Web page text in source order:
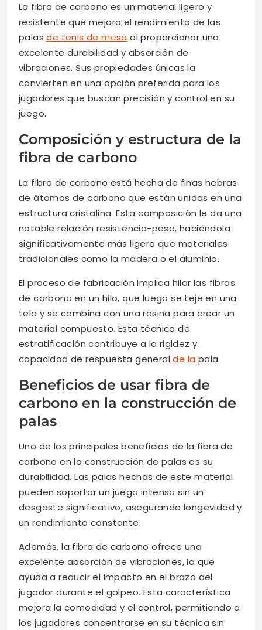
La fibra de carbono es un material ligero y
resistente que mejora el rendimiento de las
palasde tenis de mesa al proporcionar una
excelente durabilidad y absorción de
vibraciones. Sus propiedades únicas la
convierten en una opción preferida para los
jugadores que buscan precisión y control en su
juego.
Composición y estructura de la
fibra de carbono
La fibra de carbono está hecha de finas hebras
de átomos de carbono que están unidas en una
estructura cristalina. Esta composición le da una
notable relación resistencia-peso, haciéndola
significativamente más ligera que materiales
tradicionales como la madera o el aluminio.
El proceso de fabricación implica hilar las fibras
de carbono en un hilo, que luego se teje en una
tela y se combina con una resina para crear un
material compuesto. Esta técnica de
estratificación contribuye a la rigidez y
capacidad de respuesta generalde la pala.
Beneficios de usar fibra de
carbono en la construcción de
palas
Uno de los principales beneficios de la fibra de
carbono en la construcción de palas es su
durabilidad. Las palas hechas de este material
pueden soportar un juego intenso sin un
desgaste significativo, asegurando longevidad y
un rendimiento constante.
Además, la fibra de carbono ofrece una
excelente absorción de vibraciones, lo que
ayuda a reducir el impacto en el brazo del
jugador durante el golpeo. Esta característica
mejora la comodidad y el control, permitiendo a
los jugadores concentrarse en su técnica sin